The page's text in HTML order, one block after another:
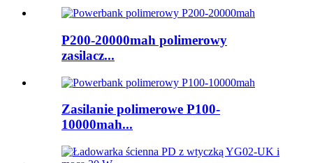
P200-20000mah polimerowy
zasilacz...
Zasilanie polimerowe P100-
10000mah...